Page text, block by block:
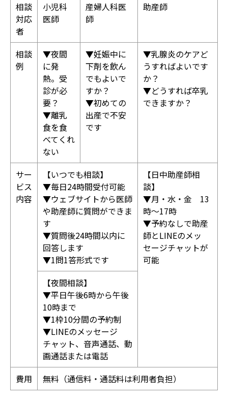
相談
対応
者
小児科
医師
産婦人科医
師
助産師
相談
例
▼夜間
に発
熱。受
診が必
要？
▼離乳
食を食
べてくれ
ない
▼妊娠中に
下剤を飲ん
でもよいで
すか？
▼初めての
出産で不安
です
▼乳腺炎のケアど
うすればよいです
か？
▼どうすれば卒乳
できますか？
サー
ビス
内容
【いつでも相談】
▼毎日24時間受付可能
▼ウェブサイトから医師
や助産師に質問ができま
す
▼質問後24時間以内に
回答します
▼1問1答形式です
【日中助産師相
談】
▼月・水・金 13
時～17時
▼予約なしで助産
師とLINEのメッ
セージチャットが
可能
【夜間相談】
▼平日午後6時から午後
10時まで
▼1枠10分間の予約制
▼LINEのメッセージ
チャット、音声通話、動
画通話または電話
費用
無料（通信料・通話料は利用者負担）